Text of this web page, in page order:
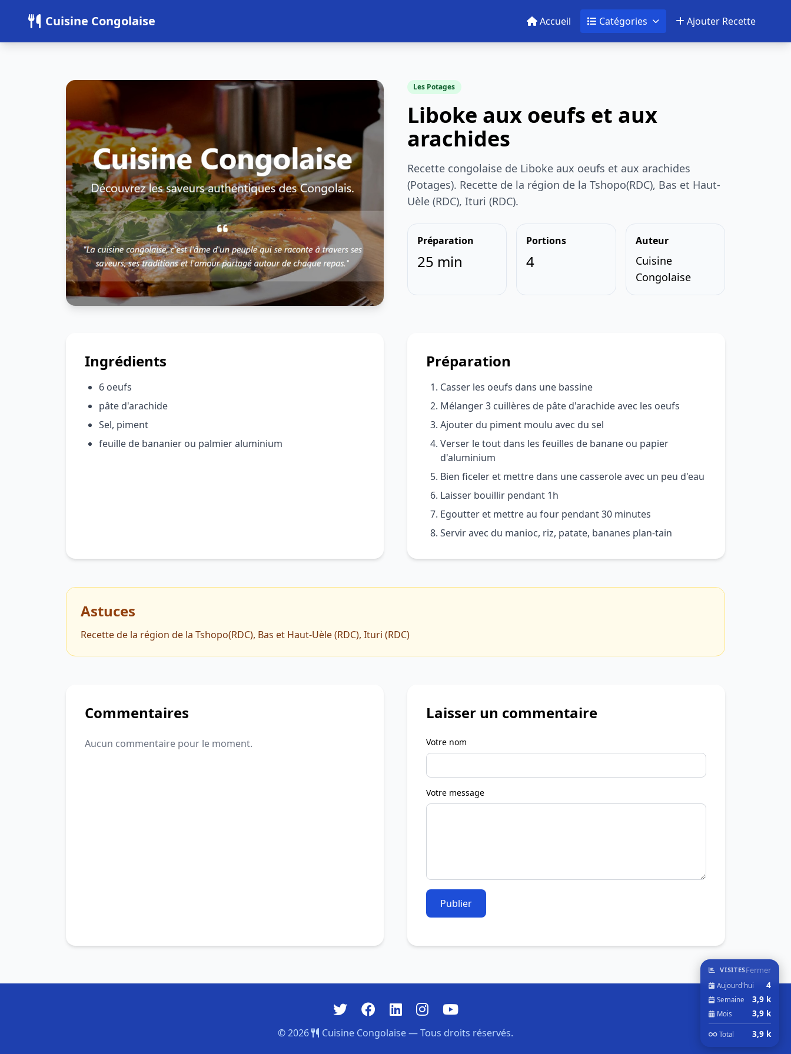
Cuisine Congolaise Accueil Catégories Ajouter Recette
Les Potages
Liboke aux oeufs et aux
arachides
Recette congolaise de Liboke aux oeufs et aux arachides
(Potages). Recette de la région de la Tshopo(RDC), Bas et Haut-
Uèle (RDC), Ituri (RDC).
Préparation
25 min
Portions
4
Auteur
Cuisine
Congolaise
Ingrédients
6 oeufs
pâte d'arachide
Sel, piment
feuille de bananier ou palmier aluminium
Préparation
Casser les oeufs dans une bassine
Mélanger 3 cuillères de pâte d'arachide avec les oeufs
Ajouter du piment moulu avec du sel
Verser le tout dans les feuilles de banane ou papier
d'aluminium
Bien ficeler et mettre dans une casserole avec un peu d'eau
Laisser bouillir pendant 1h
Egoutter et mettre au four pendant 30 minutes
Servir avec du manioc, riz, patate, bananes plan-tain
Astuces
Recette de la région de la Tshopo(RDC), Bas et Haut-Uèle (RDC), Ituri (RDC)
Commentaires
Aucun commentaire pour le moment.
Laisser un commentaire
Votre nom
Votre message
Publier
© 2026 Cuisine Congolaise — Tous droits réservés.
VISITESFermer
Aujourd'hui 4
Semaine 3,9 k
Mois 3,9 k
Total 3,9 k